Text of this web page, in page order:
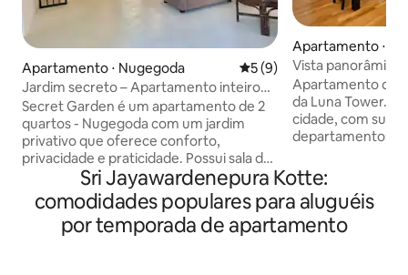
Apartamento ⋅ Nugegoda 5 de uma avaliação média
5 (9)
Jardim secreto – Apartamento inteiro
em Nugegoda, Colombo
Secret Garden é um apartamento de 2
quartos - Nugegoda com um jardim
privativo que oferece conforto,
privacidade e praticidade. Possui sala de
estar com TV, refrigerador, Wi-Fi
gratuito, quarto 1 com cama king size e
ar-condicionado e quarto 2 com ar-
condicionado e 2 camas de solteiro,
Apartamento ⋅
Vista panorâmica
Apartamento de
da Luna Tower. Localizado no centro da
cidade, com
departamentos
Viharamahadevi.
teca, vidros
ruído e
embutidos.
Sri Jayawardenepura Kotte:
comodidades populares para aluguéis
por temporada de apartamento